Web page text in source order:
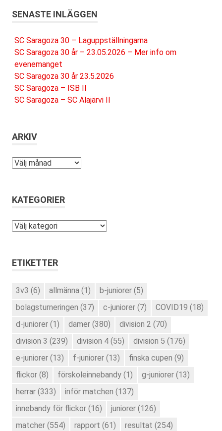
SENASTE INLÄGGEN
SC Saragoza 30 – Laguppställningarna
SC Saragoza 30 år – 23.05.2026 – Mer info om
evenemanget
SC Saragoza 30 år 23.5.2026
SC Saragoza – ISB II
SC Saragoza – SC Alajärvi II
ARKIV
Arkiv
KATEGORIER
Kategorier
ETIKETTER
3v3 (6) allmänna (1) b-juniorer (5)
bolagsturneringen (37) c-juniorer (7) COVID19 (18)
d-juniorer (1) damer (380) division 2 (70)
division 3 (239) division 4 (55) division 5 (176)
e-juniorer (13) f-juniorer (13) finska cupen (9)
flickor (8) förskoleinnebandy (1) g-juniorer (13)
herrar (333) inför matchen (137)
innebandy för flickor (16) juniorer (126)
matcher (554) rapport (61) resultat (254)